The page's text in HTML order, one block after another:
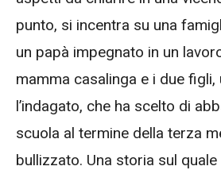
punto, si incentra su una
un papà impegnato in un
mamma casalinga e i due figli,
l’indagato, che ha scelto di
scuola al termine della terza
bullizzato. Una storia sul